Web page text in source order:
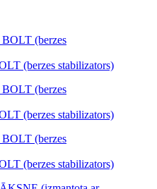
(berzes stabilizators)
(berzes stabilizators)
(berzes stabilizators)